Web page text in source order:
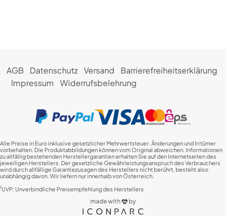
AGB Datenschutz Versand
Barrierefreiheitserklärung
Impressum
Widerrufsbelehrung
Alle Preise in Euro inklusive gesetzlicher Mehrwertsteuer. Änderungen und Irrtümer
vorbehalten. Die Produktabbildungen können vom Original abweichen. Informationen
zu allfällig bestehenden Herstellergarantien erhalten Sie auf den Internetseiten des
jeweiligen Herstellers. Der gesetzliche Gewährleistungsanspruch des Verbrauchers
wird durch allfällige Garantiezusagen des Herstellers nicht berührt, besteht also
unabhängig davon. Wir liefern nur innerhalb von Österreich.
1UVP: Unverbindliche Preisempfehlung des Herstellers
made with by